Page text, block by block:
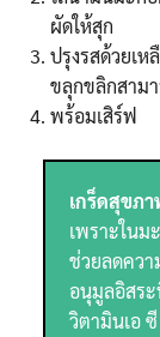
ผัดให้สุก
ปรุงรสด้วยเ
ขลุกขลิกสามา
พร้อมเสิร์ฟ
เกร็ดสุขภ
เพราะในม
ช่วยลดควา
อนุมูลอิสร
วิตามินเอ